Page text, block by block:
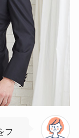
フ